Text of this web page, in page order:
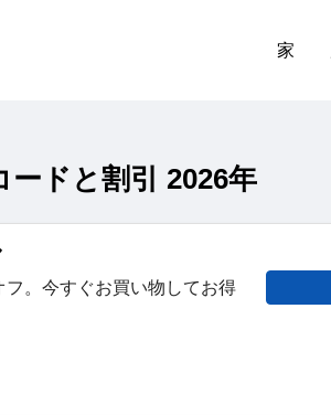
家
ドと割引 2026年
。今すぐお買い物してお得